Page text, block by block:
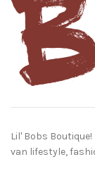
Lil' Bobs
van lifestyle,